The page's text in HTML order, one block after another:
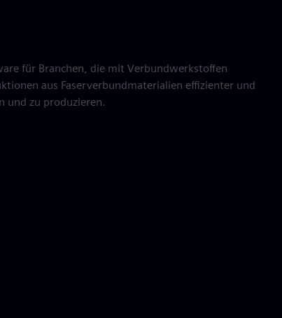
für Branchen, die mit Verbundwerkstoffen
aus Faserverbundmaterialien effizienter und
und zu produzieren.